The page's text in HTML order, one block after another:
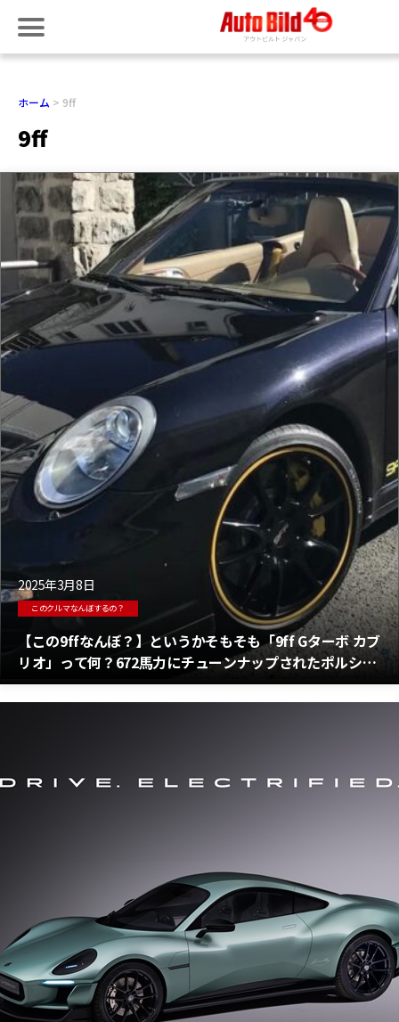
ホーム 9ff
9ff
2025年3月8日
このクルマなんぼするの？
【この9ffなんぼ？】というかそもそも「9ff Gターボ カブ
リオ」って何？672馬力にチューンナップされたポルシェ
911ターボ カブリオレ販売中！